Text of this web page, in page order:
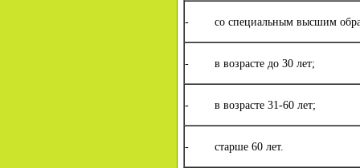
- со специальным высшим
- в возрасте до 30 лет;
- в возрасте 31-60 лет;
- старше 60 лет.